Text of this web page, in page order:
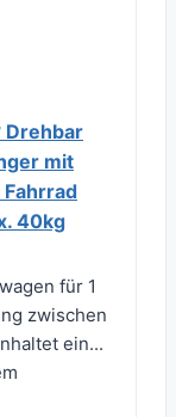
Drehbar
mit
40kg
für 1
zwischen
ein...